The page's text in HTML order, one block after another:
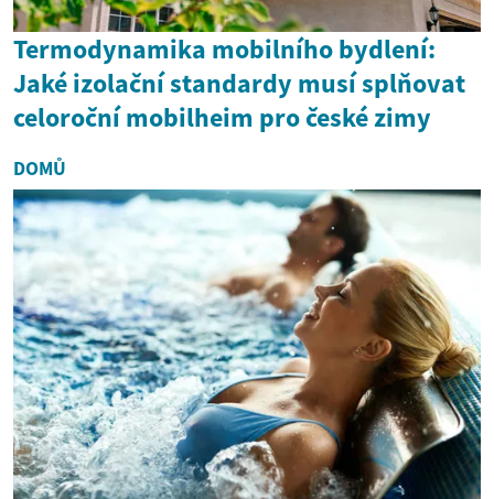
Termodynamika mobilního bydlení:
Jaké izolační standardy musí splňovat
celoroční mobilheim pro české zimy
DOMŮ